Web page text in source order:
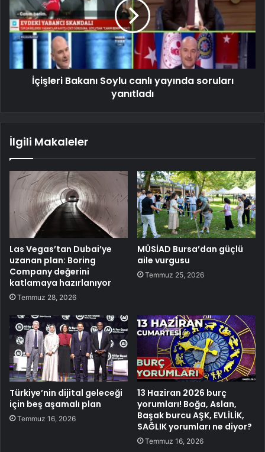
İçişleri Bakanı Soylu canlı yayında soruları
yanıtladı
İlgili Makaleler
Las Vegas’tan Dubai’ye
uzanan plan: Boring
Company değerini
katlamaya hazırlanıyor
Temmuz 28, 2026
MÜSİAD Bursa’dan güçlü
aile vurgusu
Temmuz 25, 2026
Türkiye’nin dijital geleceği
için beş aşamalı plan
Temmuz 16, 2026
13 Haziran 2026 burç
yorumları! Boğa, Aslan,
Başak burcu AŞK, EVLİLİK,
SAĞLIK yorumları ne diyor?
Temmuz 16, 2026